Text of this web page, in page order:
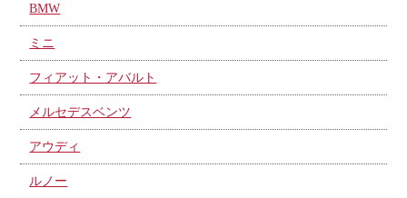
BMW
ミニ
フィアット・アバルト
メルセデスベンツ
アウディ
ルノー